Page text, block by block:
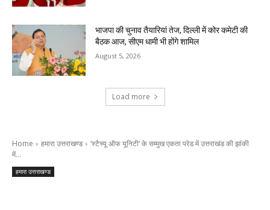
भाजपा की चुनाव तैयारियां तेज, दिल्ली में कोर कमेटी की
बैठक आज, सीएम धामी भी होंगे शामिल
August 5, 2026
Load more